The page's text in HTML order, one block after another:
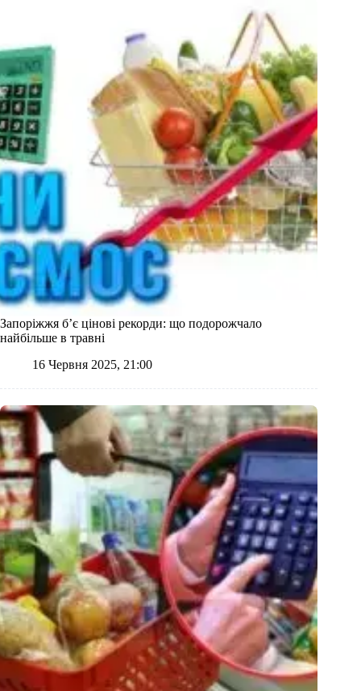
Запоріжжя б’є цінові рекорди: що подорожчало
найбільше в травні
16 Червня 2025, 21:00